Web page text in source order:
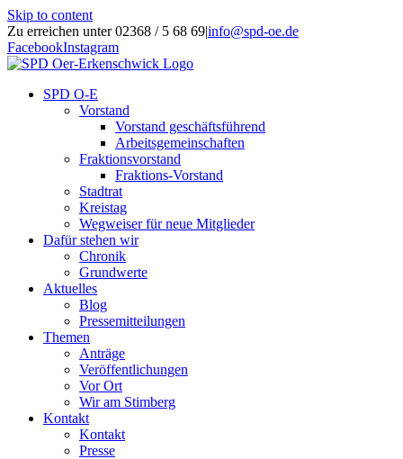
Skip to content
Zu erreichen unter 02368 / 5 68 69|info@spd-oe.de
FacebookInstagram
SPD O-E
Vorstand
Vorstand geschäftsführend
Arbeitsgemeinschaften
Fraktionsvorstand
Fraktions-Vorstand
Stadtrat
Kreistag
Wegweiser für neue Mitglieder
Dafür stehen wir
Chronik
Grundwerte
Aktuelles
Blog
Pressemitteilungen
Themen
Anträge
Veröffentlichungen
Vor Ort
Wir am Stimberg
Kontakt
Kontakt
Presse